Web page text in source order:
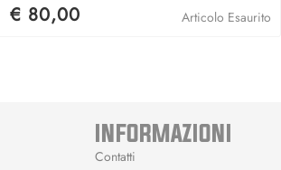
€ 80,00 Articolo Esaurito
INFORMAZIONI
Contatti